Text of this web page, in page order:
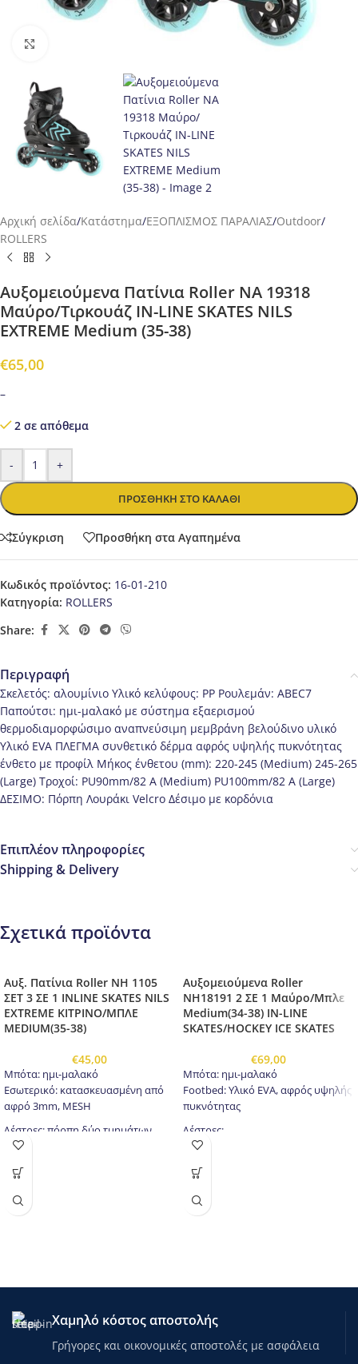
Αρχική σελίδα/Κατάστημα/ΕΞΟΠΛΙΣΜΟΣ ΠΑΡΑΛΙΑΣ/Outdoor/
ROLLERS
Αυξομειούμενα Πατίνια Roller NA 19318
Μαύρο/Τιρκουάζ IN-LINE SKATES NILS
EXTREME Medium (35-38)
€65,00
–
2 σε απόθεμα
- +
ΠΡΟΣΘΉΚΗ ΣΤΟ ΚΑΛΆΘΙ
Σύγκριση Προσθήκη στα Αγαπημένα
Κωδικός προϊόντος: 16-01-210
Κατηγορία: ROLLERS
Share:
Περιγραφή
Σκελετός: αλουμίνιο Υλικό κελύφους: PP Ρουλεμάν: ABEC7
Παπούτσι: ημι-μαλακό με σύστημα εξαερισμού
θερμοδιαμορφώσιμο αναπνεύσιμη μεμβράνη βελούδινο υλικό
Υλικό EVA ΠΛΕΓΜΑ συνθετικό δέρμα αφρός υψηλής πυκνότητας
ένθετο με προφίλ Μήκος ένθετου (mm): 220-245 (Medium) 245-265
(Large) Τροχοί: PU90mm/82 A (Medium) PU100mm/82 A (Large)
ΔΕΣΙΜΟ: Πόρπη Λουράκι Velcro Δέσιμο με κορδόνια
Επιπλέον πληροφορίες
Shipping & Delivery
Σχετικά προϊόντα
Αυξ. Πατίνια Roller NH 1105
ΣΕΤ 3 ΣΕ 1 INLINE SKATES NILS
EXTREME ΚΙΤΡΙΝΟ/ΜΠΛΕ
MEDIUM(35-38)
€45,00
Μπότα: ημι-μαλακό
Εσωτερικό: κατασκευασμένη από
αφρό 3mm, MESH
Δέστρες: πόρπη δύο τμημάτων,
ιμάντα velcro, δέσιμο/κορδόνια
ανοξείδωτο ατσάλι
Υλικό: PP
Τροχοί :PVC 70mm / 82A
Αυξομειούμενα Roller
NH18191 2 ΣΕ 1 Μαύρο/Μπλε
Medium(34-38) IN-LINE
SKATES/HOCKEY ICE SKATES
€69,00
Μπότα: ημι-μαλακό
Footbed: Υλικό EVA, αφρός υψηλής
πυκνότητας
Δέστρες:
πόρπη δύο τμημάτων
κορδόνια
Παγοπέδιλα: υψηλής ποιότητας
ανοξείδωτο ατσάλι
Ρουλεμάν: ABEC 7
Κουμπί προσαρμογής μεγέθους
Χαμηλό κόστος αποστολής
Γρήγορες και οικονομικές αποστολές με ασφάλεια